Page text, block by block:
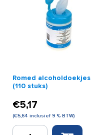
Romed alcoholdoekjes
(110 stuks)
€5,17
(€5,64 inclusief 9 % BTW)
Romed